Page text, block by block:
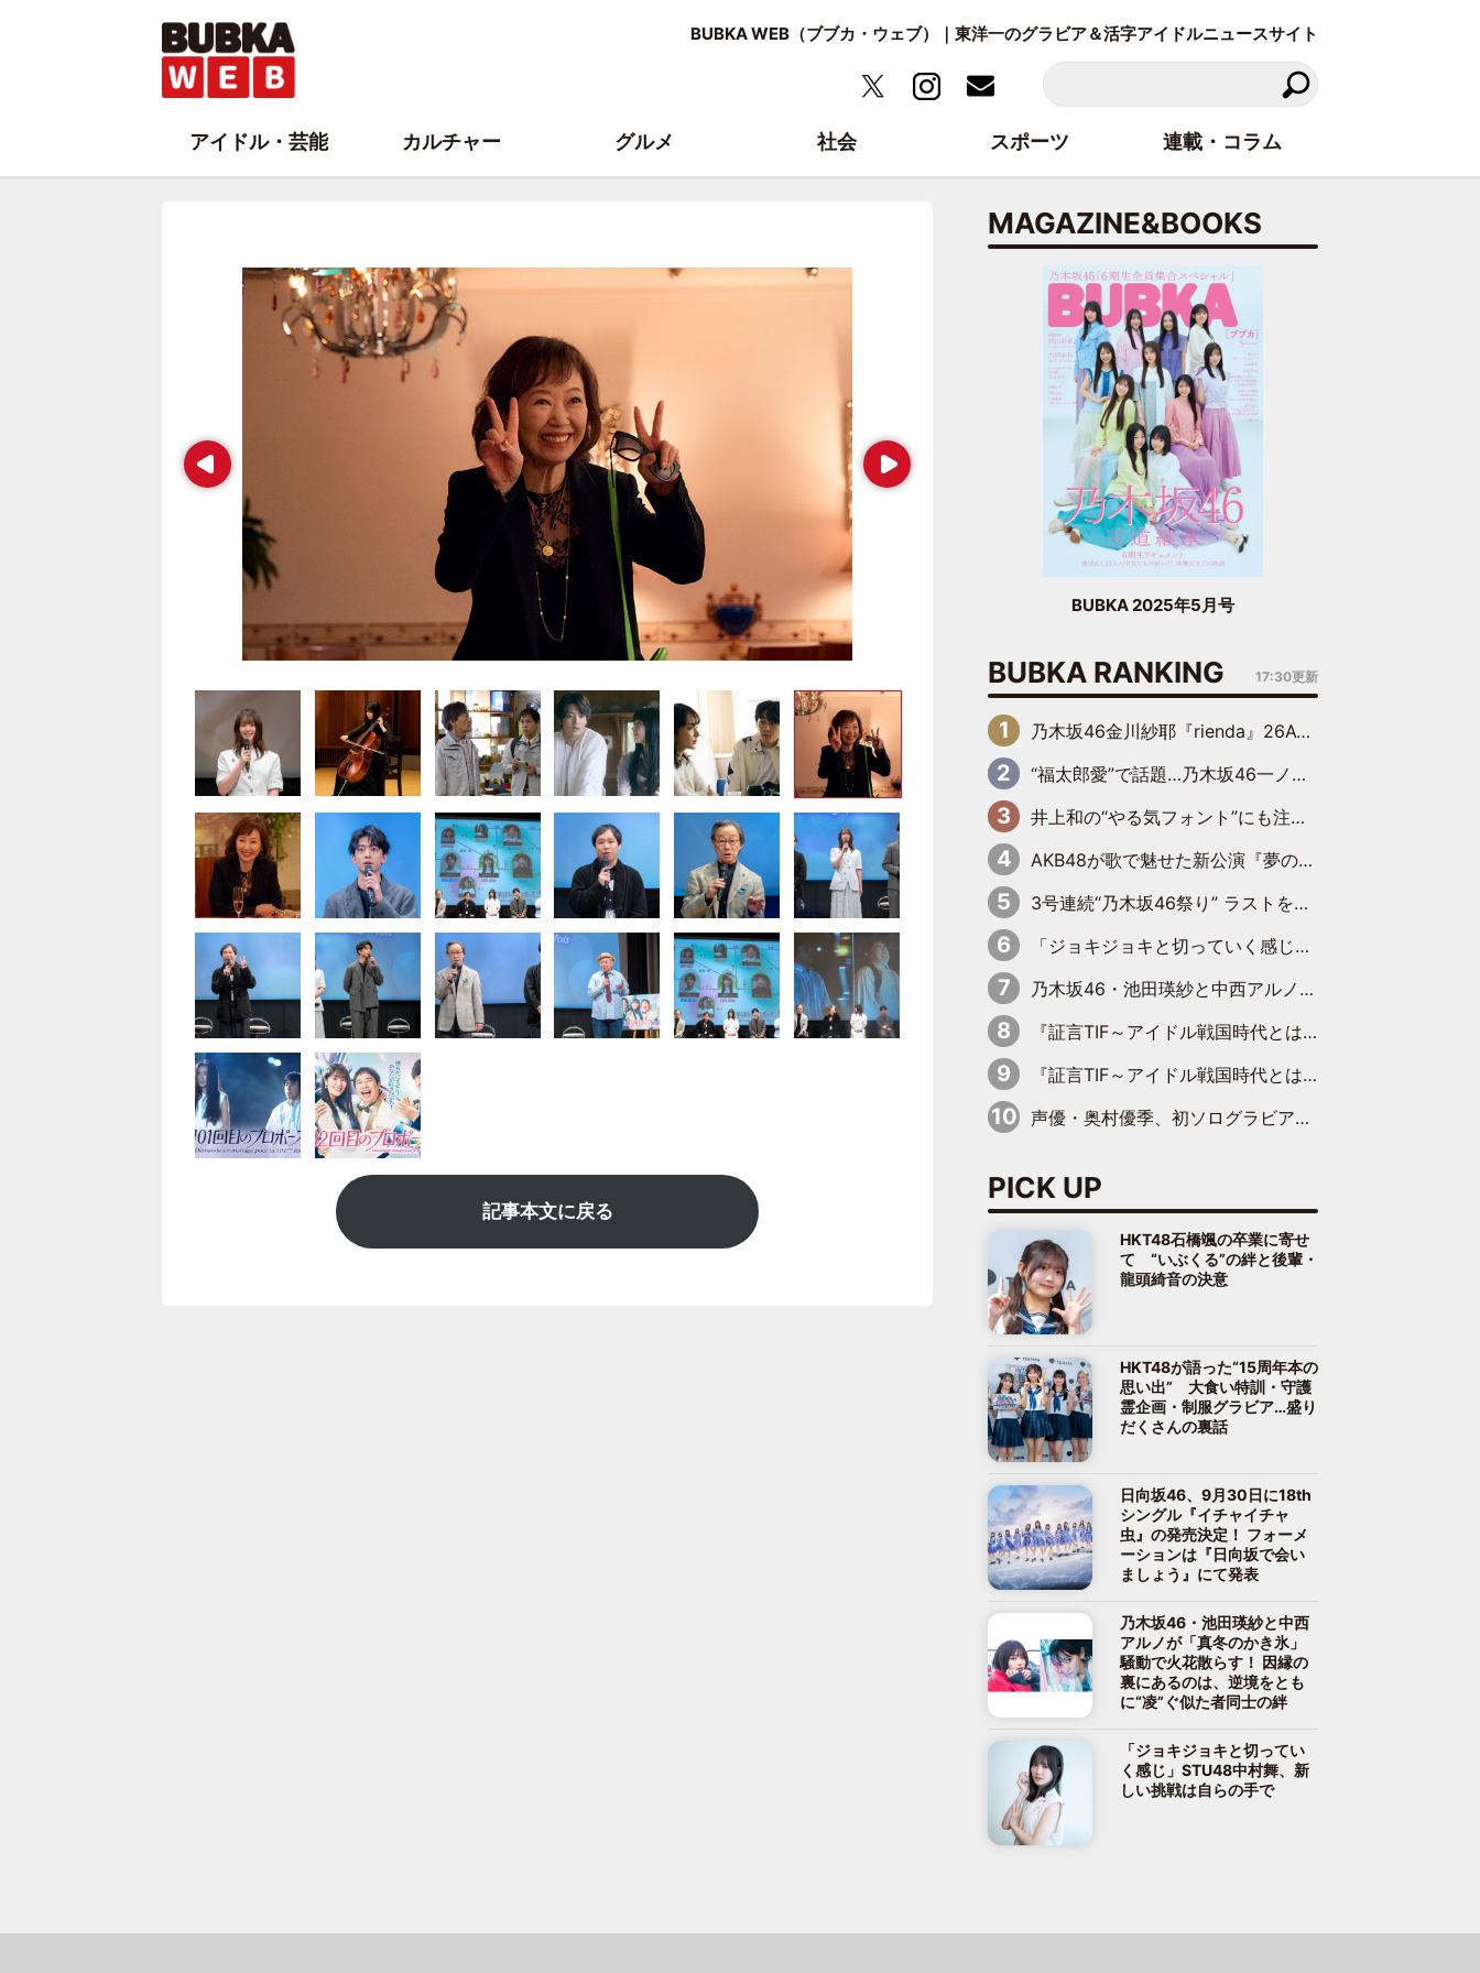
BUBKA WEB（ブブカ・ウェブ）｜東洋一のグラビア＆活字アイドルニュースサイト
Prev Next
記事本文に戻る
MAGAZINE&BOOKS
BUBKA 2025年5月号
BUBKA RANKING 17:30更新
乃木坂46金川紗耶『rienda』26AW LOOKモデルに就任
“福太郎愛”で話題…乃木坂46一ノ瀬美空、地元福岡『めんべい25周年トップサポーター』に就任
井上和の“やる気フォント”にも注目 乃木坂46が挑んだ書道パフォーマンスの舞台裏
AKB48が歌で魅せた新公演『夢のポップスター』 初日から全身全霊のステージ
3号連続“乃木坂46祭り” ラストを飾るのは賀喜遥香…5年ぶりの登場に「5年分大人になった私を見ていただけたら」
「ジョキジョキと切っていく感じ」STU48中村舞、新しい挑戦は自らの手で
乃木坂46・池田瑛紗と中西アルノが「真冬のかき氷」騒動で火花散らす！ 因縁の裏にあるのは、逆境をともに“凌”ぐ似た者同士の絆
『証言TIF～アイドル戦国時代とはなんだったのか～』第11回：私立恵比寿中学・真山りか×安本彩花「TIFで10年ぶりのキョンシーメイクをしたら、場を完全に引かせてしまって。時代が変わったんだなって」
『証言TIF～アイドル戦国時代とはなんだったのか～』第6回：でんぱ組.inc・古川未鈴×相沢梨紗「『ハロプロやりたかったな』って言ったら、夢眠ねむさんに『てめえはでんぱ組．incなんだよ！』って肩パンされて(笑)」
声優・奥村優季、初ソログラビアで初ソロ表紙を飾る！ 初めて見せる表情や、声優を志したきっかけなどを語った必読のインタビューを掲載
PICK UP
HKT48石橋颯の卒業に寄せ
て “いぶくる”の絆と後輩・
龍頭綺音の決意
HKT48が語った“15周年本の
思い出” 大食い特訓・守護
霊企画・制服グラビア…盛り
だくさんの裏話
日向坂46、9月30日に18th
シングル『イチャイチャ
虫』の発売決定！ フォーメ
ーションは『日向坂で会い
ましょう』にて発表
乃木坂46・池田瑛紗と中西
アルノが「真冬のかき氷」
騒動で火花散らす！ 因縁の
裏にあるのは、逆境をとも
に“凌”ぐ似た者同士の絆
「ジョキジョキと切ってい
く感じ」STU48中村舞、新
しい挑戦は自らの手で
アイドル・芸能 カルチャー グルメ 社会 スポーツ 連載・コラム